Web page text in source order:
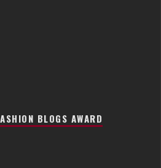
BLOGS AWARD